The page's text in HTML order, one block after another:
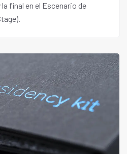
final en el Escenario de